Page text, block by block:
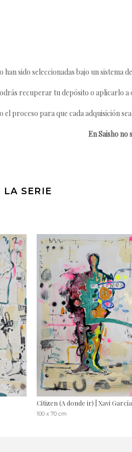
han sido seleccionadas bajo un
recuperar tu depósito o aplicarlo a
el proceso para que cada adquisición
En Saisho
LA SERIE
Citizen (A donde ir) | Xavi García
100 x 70 cm